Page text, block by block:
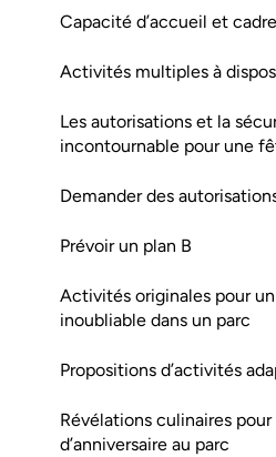
Capacité d’accueil et
Activités multiples à
Les autorisations et la
incontournable pour une
Demander des
Prévoir un plan B
Activités originales pour
inoubliable dans un parc
Propositions d’activités
Révélations culinaires
d’anniversaire au parc